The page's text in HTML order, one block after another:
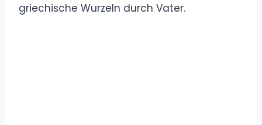
griechische Wurzeln durch Vater.